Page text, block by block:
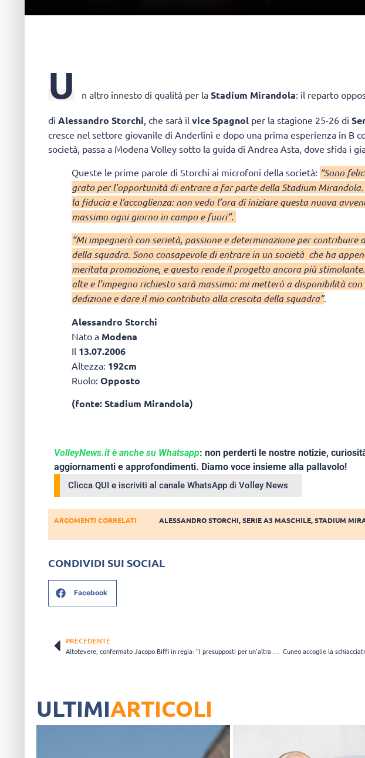
U n altro innesto di qualità per la Stadium Mirandola: il reparto
di Alessandro Storchi , che sarà il vice Spagnol per la stagione 25-26 di
cresce nel settore giovanile di Anderlini e dopo una prima esperienza in B
società, passa a Modena Volley sotto la guida di Andrea Asta, dove sfida i
Queste le prime parole di Storchi ai microfoni della società: “Sono
grato per l’opportunità di entrare a far parte della Stadium
la fiducia e l’accoglienza: non vedo l’ora di iniziare questa nuova
massimo ogni giorno in campo e fuori”.
“Mi impegnerò con serietà, passione e determinazione per
della squadra. Sono consapevole di entrare in un società che ha
meritata promozione, e questo rende il progetto ancora più
alte e l’impegno richiesto sarà massimo: mi metterò a disponibilità
dedizione e dare il mio contributo alla crescita della squadra”.
Alessandro Storchi
Nato a Modena
Il 13.07.2006
Altezza: 192cm
Ruolo: Opposto
(fonte: Stadium Mirandola)
VolleyNews.it è anche su Whatsapp: non perderti le nostre notizie,
aggiornamenti e approfondimenti. Diamo voce insieme alla pallavolo!
Clicca QUI e iscriviti al canale WhatsApp di Volley News
ARGOMENTI CORRELATI ALESSANDRO STORCHI,SERIE A3 MASCHILE,STADIUM
CONDIVIDI SUI SOCIAL
Facebook
PRECEDENTE
ULTIMIARTICOLI